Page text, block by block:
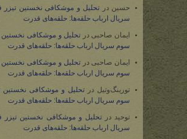
حسین در تحلیل و موشکافی نخستین
سریال ارباب حلقه‌ها: حلقه‌های قدرت
ایمان صاحبی در تحلیل و موشکافی
سوم سریال ارباب حلقه‌ها: حلقه‌های قدرت
ایمان صاحبی در تحلیل و موشکافی
سوم سریال ارباب حلقه‌ها: حلقه‌های قدرت
تورینگ‌وتیل در تحلیل و موشکافی نخستین
سوم سریال ارباب حلقه‌ها: حلقه‌های قدرت
توحید درتحلیل و موشکافی نخستین
سریال ارباب حلقه‌ها: حلقه‌های قدرت